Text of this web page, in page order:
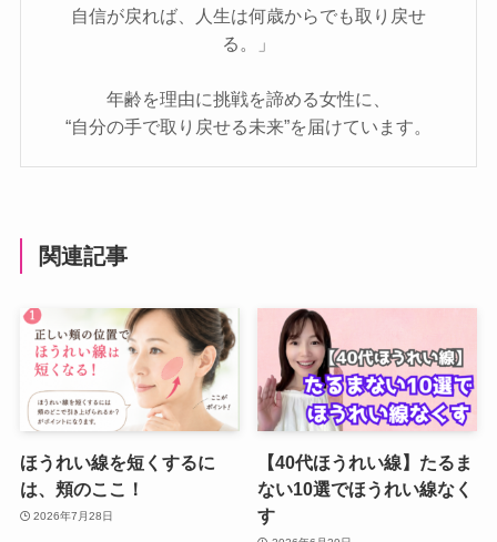
自信が戻れば、人生は何歳からでも取り戻せ
る。」
年齢を理由に挑戦を諦める女性に、
“自分の手で取り戻せる未来”を届けています。
関連記事
ほうれい線を短くするに
は、頬のここ！
2026年7月28日
【40代ほうれい線】たるま
ない10選でほうれい線なく
す